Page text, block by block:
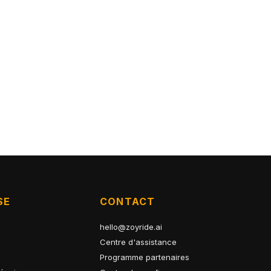
CONTACT
hello@zoyride.ai
Centre d'assistance
Programme partenaires